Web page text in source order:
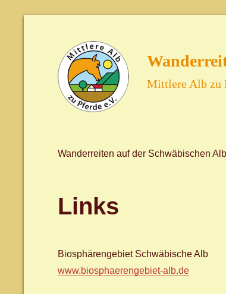
Mittlere Alb zu
Wanderreiten auf der Schwäbischen Alb
Links
Biosphärengebiet Schwäbische Alb
www.biosphaerengebiet-alb.de